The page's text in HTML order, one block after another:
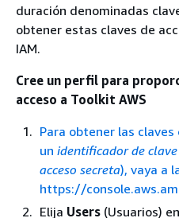
duración denominadas
obtener estas claves de
IAM.
Cree un perfil para
acceso a Toolkit AWS
Para obtener las
un identificador de clave
acceso secreta), vaya a
https://
Elija Users (Usuarios)